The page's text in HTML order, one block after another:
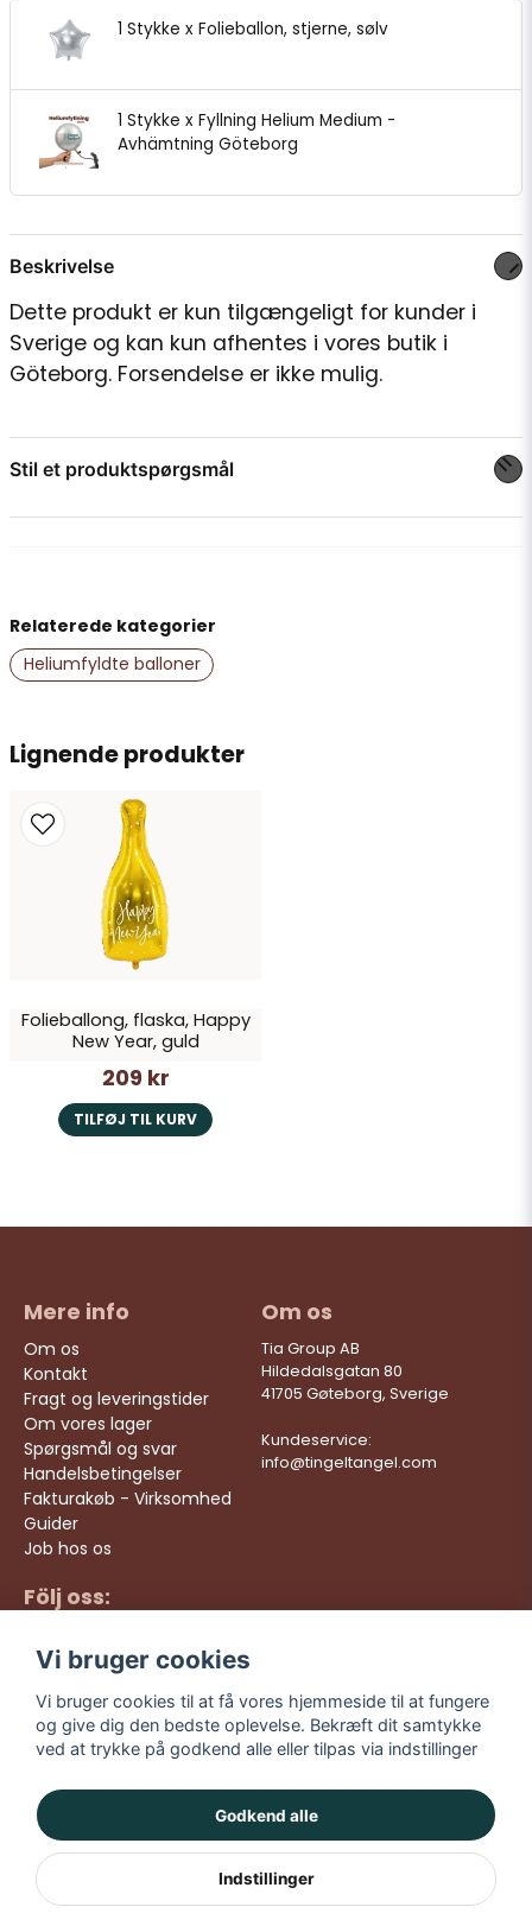
1 Stykke x Folieballon, stjerne, sølv
1 Stykke x Fyllning Helium Medium -
Avhämtning Göteborg
Beskrivelse
Dette produkt er kun tilgængeligt for kunder i
Sverige og kan kun afhentes i vores butik i
Göteborg. Forsendelse er ikke mulig.
Stil et produktspørgsmål
name
Navn
email
E-mailadresse
Ja, du kan offentliggøre mit spørgsmål
Lignende produkter
Folieballong, flaska, Happy
New Year, guld
209 kr
TILFØJ TIL KURV
Relaterede kategorier
Heliumfyldte balloner
Mere info
Om os
Kontakt
Fragt og leveringstider
Om vores lager
Spørgsmål og svar
Handelsbetingelser
Fakturakøb - Virksomhed
Guider
Job hos os
Om os
Tia Group AB
Hildedalsgatan 80
41705 Gøteborg, Sverige
Kundeservice:
info@tingeltangel.com
Följ oss:
Facebook
TikTok
YouTube
kr
Vi bruger cookies
Vi bruger cookies til at få vores hjemmeside til at fungere
og give dig den bedste oplevelse. Bekræft dit samtykke
ved at trykke på godkend alle eller tilpas via indstillinger
Godkend alle
Indstillinger